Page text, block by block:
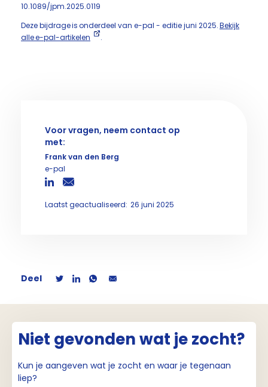
10.1089/jpm.2025.0119
Deze bijdrage is onderdeel van e-pal - editie juni 2025.Bekijk
alle e-pal-artikelen
.
Voor vragen, neem contact op
met:
Frank van den Berg
e-pal
Laatst geactualiseerd: 26 juni 2025
Deel
Niet gevonden wat je zocht?
Kun je aangeven wat je zocht en waar je tegenaan
liep?